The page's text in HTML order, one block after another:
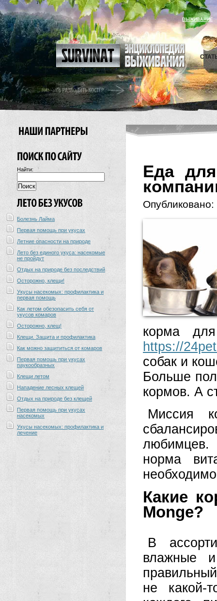
ВЫЖИВАНИЕ
Найти:
Болезнь Лайма
Первая помощь при укусах
Летние опасности на природе
Лето без единого укуса: насекомые
не пройдут
Отдых на природе без последствий
Осторожно, клещи!
Укусы насекомых: профилактика и
первая помощь
Как летом обезопасить себя от
укусов комаров
Осторожно, клещ!
Клещи. Защита и профилактика
Как можно защититься от комаров
Первая помощь при укусах
паукообразных
Клещи летом
Нападение лесных клещей
Отдых на природе без клещей
Первая помощь при укусах
насекомых
Укусы насекомых: профилактика и
лечение
Еда
Опубликовано:
корма
https://
собак и
Больше
кормов. А
Миссия
любимцев.
норма
Какие
Monge?
В
влажные
не какой-